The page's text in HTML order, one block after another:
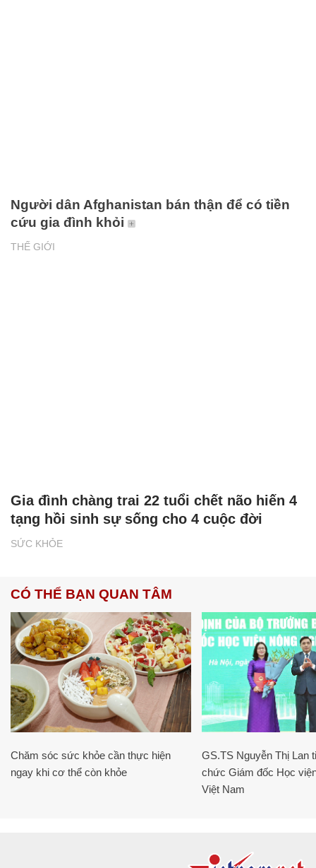
THẾ GIỚI
Người dân Afghanistan bán thận để có tiền
cứu gia đình khỏi
SỨC KHỎE
Gia đình chàng trai 22 tuổi chết não hiến 4
tạng hồi sinh sự sống cho 4 cuộc đời
CÓ THỂ BẠN QUAN TÂM
Chăm sóc sức khỏe cần thực hiện
ngay khi cơ thể còn khỏe
GS.TS Nguyễn Thị Lan
chức Giám đốc Học
Việt Nam